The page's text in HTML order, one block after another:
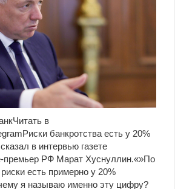
в
банкротства есть у 20%
в интервью газете
премьер РФ Марат Хуснуллин.«»По
есть примерно у 20%
я называю именно эту цифру?